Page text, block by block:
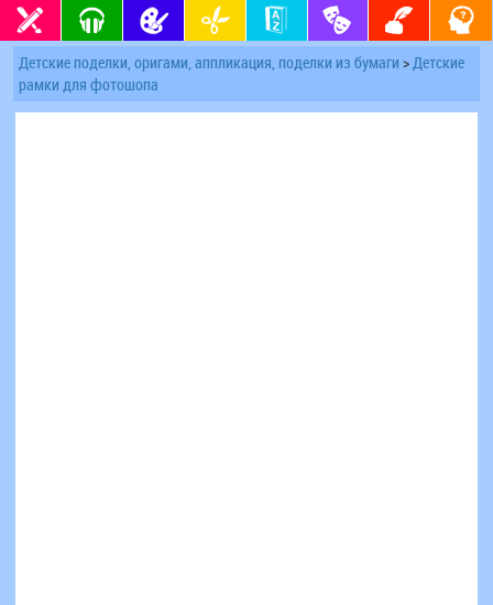
Детские поделки, оригами, аппликация, поделки из бумаги >Детские
рамки для фотошопа